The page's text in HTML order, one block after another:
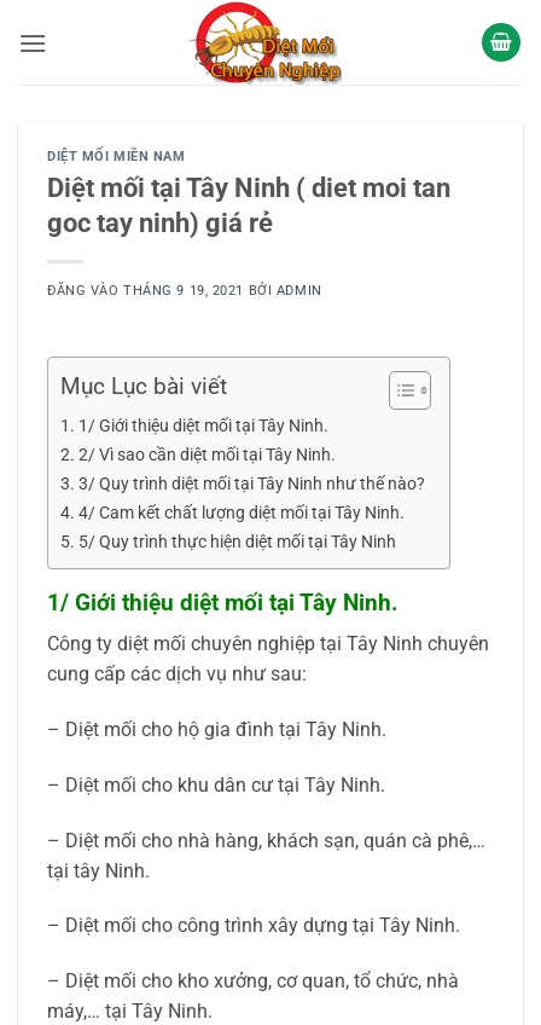
qua
DIỆT MỐI MIỀN NAM
Diệt mối tại Tây Ninh ( diet moi tan
goc tay ninh) giá rẻ
ĐĂNG VÀOTHÁNG 9 19, 2021 BỞI ADMIN
Mục Lục bài viết
1/ Giới thiệu diệt mối tại Tây Ninh.
2/ Vì sao cần diệt mối tại Tây Ninh.
3/ Quy trình diệt mối tại Tây Ninh như thế nào?
4/ Cam kết chất lượng diệt mối tại Tây Ninh.
5/ Quy trình thực hiện diệt mối tại Tây Ninh
1/ Giới thiệu diệt mối tại Tây Ninh.
Công ty diệt mối chuyên nghiệp tại Tây Ninh chuyên
cung cấp các dịch vụ như sau:
– Diệt mối cho hộ gia đình tại Tây Ninh.
– Diệt mối cho khu dân cư tại Tây Ninh.
– Diệt mối cho nhà hàng, khách sạn, quán cà phê,…
tại tây Ninh.
– Diệt mối cho công trình xây dựng tại Tây Ninh.
– Diệt mối cho kho xưởng, cơ quan, tổ chức, nhà
máy,… tại Tây Ninh.